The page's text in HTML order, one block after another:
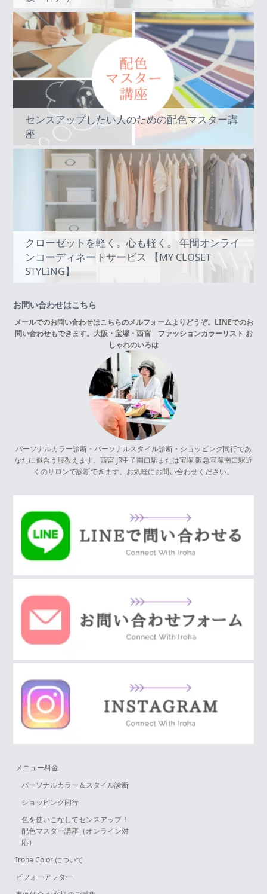
センスアップしたい人のための配色マスター講
座
クローゼットを軽く。心も軽く。 年間オンライ
ンコーディネートサービス 【MY CLOSET
STYLING】
お問い合わせはこちら
メールでのお問い合わせはこちらのメルフォームよりどうぞ。LINEでのお
問い合わせもできます。 大阪・宝塚・西宮 ファッションカラーリスト お
しゃれのいろは
パーソナルカラー診断・パーソナルスタイル診断・ショッピング同行であ
なたに似合う服教えます。西宮 JR甲子園口駅または宝塚 阪急宝塚南口駅近
くのサロンで診断できます。お気軽にお問い合わせください。
メニュー料金
パーソナルカラー＆スタイル診断
ショッピング同行
色を使いこなしてセンスアップ！
配色マスター講座（オンライン対
応）
Iroha Color について
ビフォーアフター